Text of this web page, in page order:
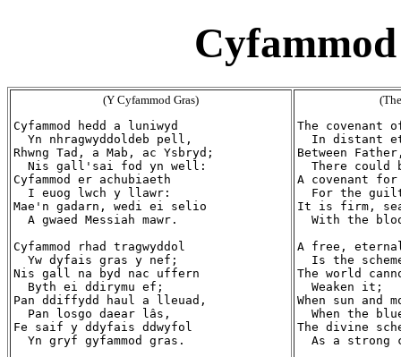
(Y Cyfammod Gras)
Cyfammod hedd a luniwyd
  Yn nhragwyddoldeb pell,
Rhwng Tad, a Mab, ac Ysbryd;
  Nis gall'sai fod yn well:
Cyfammod er achubiaeth
  I euog lwch y llawr:
Mae'n gadarn, wedi ei selio
  A gwaed Messiah mawr.
Cyfammod rhad tragwyddol
  Yw dyfais gras y nef;
Nis gall na byd nac uffern
  Byth ei ddirymu ef;
Pan ddiffydd haul a lleuad,
  Pan losgo daear lâs,
Fe saif y ddyfais ddwyfol
The covenant
In distant
Between
There could
A covenant
For the
It is firm,
With the
A free,
Is the
The world
  Weaken it;
When sun and
When the
The divine